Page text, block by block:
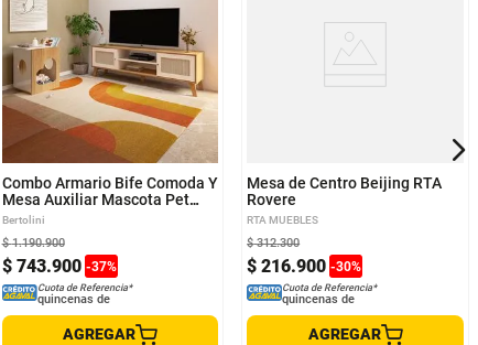
Combo Armario Bife Comoda Y
Mesa Auxiliar Mascota Pet
Color Roble Y Off White
Bertolini
$ 743.900 -37%
$ 1.190.900
Cuota de Referencia*
quincenas de
AGREGAR
Mesa de Centro Beijing RTA
Rovere
RTA MUEBLES
$ 216.900 -30%
$ 312.300
Cuota de Referencia*
quincenas de
AGREGAR